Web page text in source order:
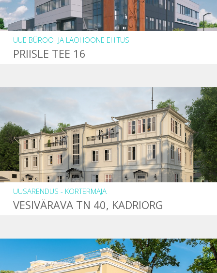
UUE BÜROO- JA LAOHOONE EHITUS
PRIISLE TEE 16
UUSARENDUS - KORTERMAJA
VESIVÄRAVA TN 40, KADRIORG